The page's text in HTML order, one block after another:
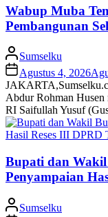
Wabup Muba
Pembangunan
Sumselku
Agustus 4, 2026
Abdur Rohman Husen
RI Saifullah Yusuf
Bupati dan
Penyampaian
Sumselku